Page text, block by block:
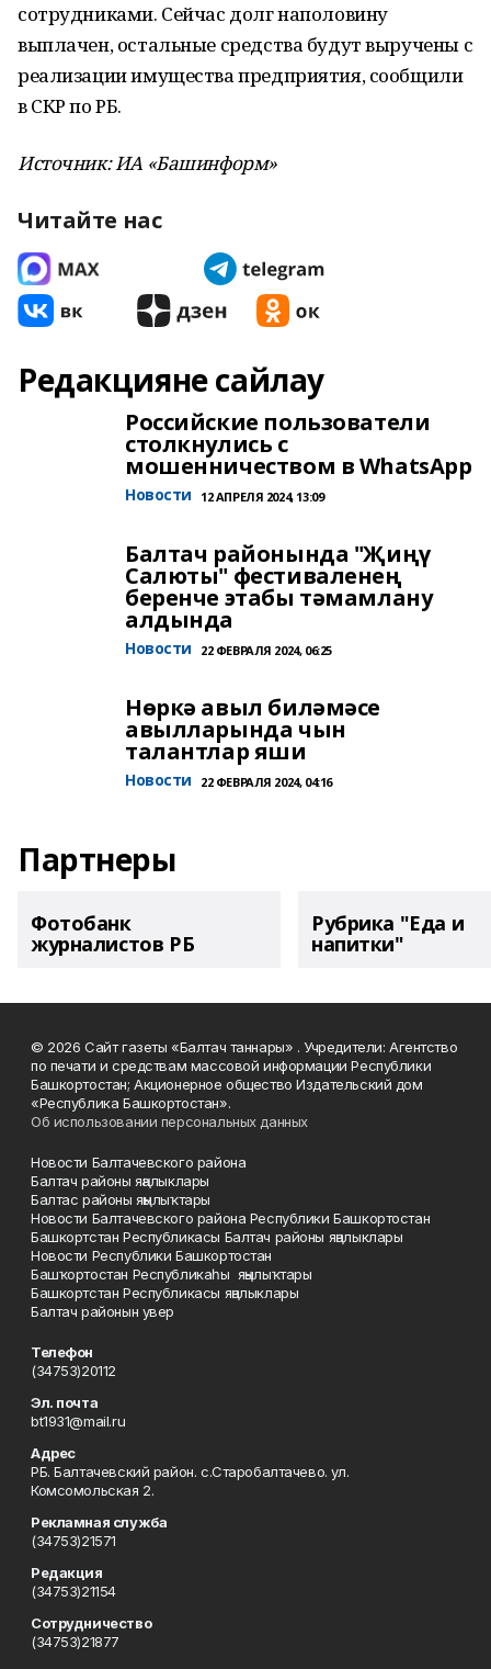
сотрудниками. Сейчас долг наполовину
выплачен, остальные средства будут выручены с
реализации имущества предприятия, сообщили
в СКР по РБ.
Источник: ИА «Башинформ»
Читайте нас
Редакцияне сайлау
Российские пользователи
столкнулись с
мошенничеством в WhatsApp
Новости 12 АПРЕЛЯ 2024, 13:09
Балтач районында "Җиңү
Салюты" фестиваленең
беренче этабы тәмамлану
алдында
Новости 22 ФЕВРАЛЯ 2024, 06:25
Нөркә авыл биләмәсе
авылларында чын
талантлар яши
Новости 22 ФЕВРАЛЯ 2024, 04:16
Партнеры
Фотобанк
журналистов РБ
Рубрика "Еда и
напитки"
© 2026 Сайт газеты «Балтач таннары» . Учредители: Агентство
по печати и средствам массовой информации Республики
Башкортостан; Акционерное общество Издательский дом
«Республика Башкортостан».
Об использовании персональных данных
Новости Балтачевского района
Балтач районы яңалыклары
Балтас районы яңылыҡтары
Новости Балтачевского района Республики Башкортостан
Башкортстан Республикасы Балтач районы яңалыклары
Новости Республики Башкортостан
Башҡортостан Республикаһы яңылыҡтары
Башкортстан Республикасы яңалыклары
Балтач районын увер
Телефон
(34753)20112
Эл. почта
bt1931@mail.ru
Адрес
РБ. Балтачевский район. с.Старобалтачево. ул.
Комсомольская 2.
Рекламная служба
(34753)21571
Редакция
(34753)21154
Сотрудничество
(34753)21877